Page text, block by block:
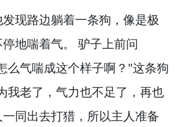
现路边躺着一条狗， 像是极
地喘着气。
驴子上前问
么气喘成这个样子啊？ "这条狗
我老了， 气力也不足了， 再也
同出去打猎， 所以主人准备